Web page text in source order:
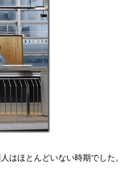
はほとんどいない時期でした。